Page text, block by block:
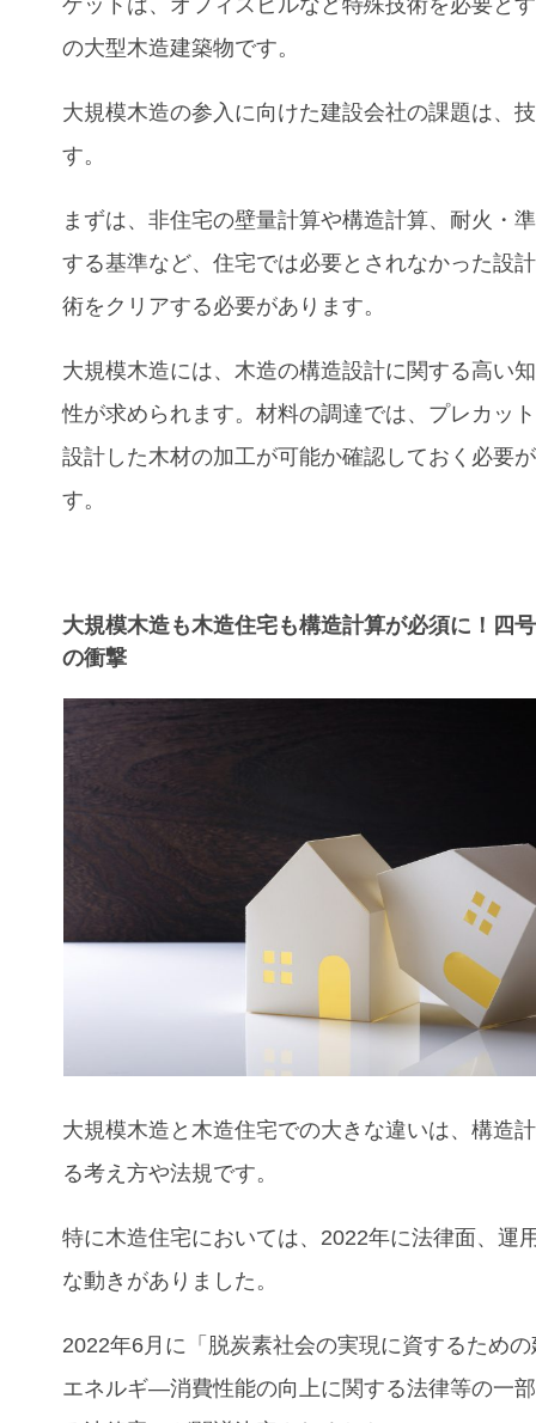
の大型木造建築物です。
大規模木造の参入に向けた建設会社の課題は、
す。
まずは、非住宅の壁量計算や構造計算、耐火・
する基準など、住宅では必要とされなかった設
術をクリアする必要があります。
大規模木造には、木造の構造設計に関する高い
性が求められます。材料の調達では、プレカッ
設計した木材の加工が可能か確認しておく必要
す。
大規模木造も木造住宅も構造計算が必須に！四
の衝撃
大規模木造と木造住宅での大きな違いは、構造
る考え方や法規です。
特に木造住宅においては、2022年に法律面、運
な動きがありました。
2022年6月に「脱炭素社会の実現に資するため
エネルギ―消費性能の向上に関する法律等の一